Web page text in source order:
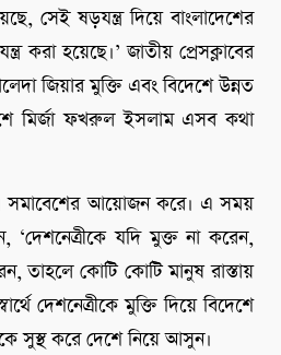
সেই ষড়যন্ত্র দিয়ে বাংলাদেশের
করা হয়েছে।’ জাতীয় প্রেসক্লাবের
জিয়ার মুক্তি এবং বিদেশে উন্নত
মির্জা ফখরুল ইসলাম এসব কথা
সমাবেশের আয়োজন করে। এ সময়
যদি মুক্ত না করেন,
তাহলে কোটি কোটি মানুষ রাস্তায়
দেশনেত্রীকে মুক্তি দিয়ে বিদেশে
সুস্থ করে দেশে নিয়ে আসুন।